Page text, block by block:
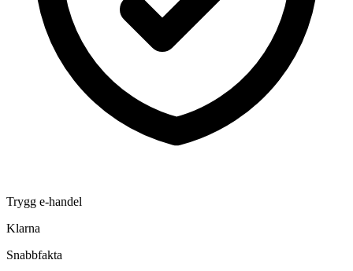
Trygg e-handel
Klarna
Snabbfakta